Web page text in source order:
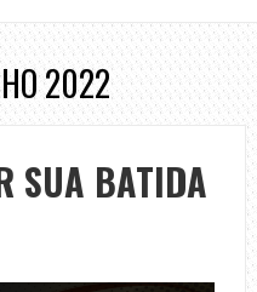
2022
SUA BATIDA